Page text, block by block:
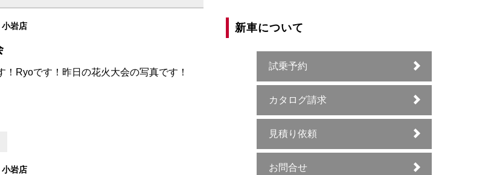
小岩店
！Ryoです！昨日の花火大会の写真です！
小岩店
新車について
試乗予約
カタログ請求
見積り依頼
お問合せ